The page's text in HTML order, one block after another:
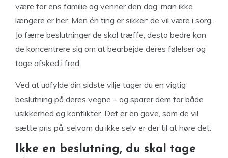
være for ens familie og venner den dag, man ikke
længere er her. Men én ting er sikker: de vil være i sorg.
Jo færre beslutninger de skal træffe, desto bedre kan
de koncentrere sig om at bearbejde deres følelser og
tage afsked i fred.
Ved at udfylde din sidste vilje tager du en vigtig
beslutning på deres vegne – og sparer dem for både
usikkerhed og konflikter. Det er en gave, som de vil
sætte pris på, selvom du ikke selv er der til at høre det.
Ikke en beslutning, du skal tage